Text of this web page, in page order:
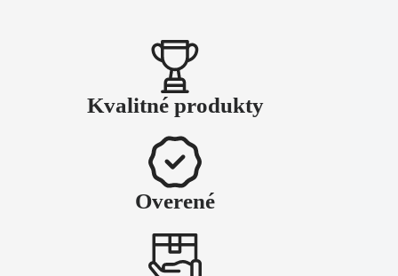
Kvalitné produkty
Overené